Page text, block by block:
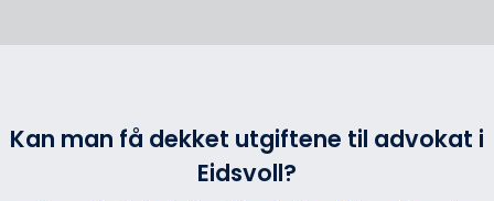
Kan man få dekket utgiftene til advokat i
Eidsvoll?